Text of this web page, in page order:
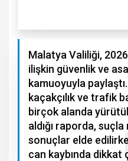
Malatya Valiliği, 2026
ilişkin güvenlik ve
kamuoyuyla
kaçakçılık ve trafik
birçok alanda
aldığı raporda,
sonuçlar elde
can kaybında dikkat